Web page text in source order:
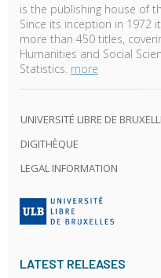
is the publishing house of
Since its inception in 1972
more than 450 titles,
Humanities and Social
Statistics. more
UNIVERSITÉ LIBRE DE
DIGITHÈQUE
LEGAL INFORMATION
LATEST RELEASES